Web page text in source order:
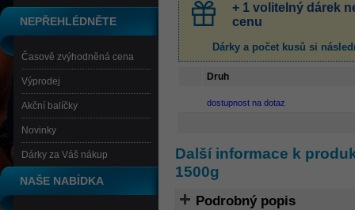
+ 1 volitelný dárek
cenu
Dárky a počet kusů si
Druh
dostupnost na dotaz
Další informace k
1500g
Podrobný popis
NEPŘEHLÉDNĚTE
Časově zvýhodněná cena
Výprodej
Akční balíčky
Novinky
Dárky za Váš nákup
NAŠE NABÍDKA